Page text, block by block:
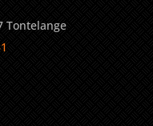
Tontelange